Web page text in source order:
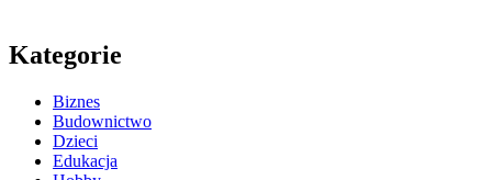
Kategorie
Biznes
Budownictwo
Dzieci
Edukacja